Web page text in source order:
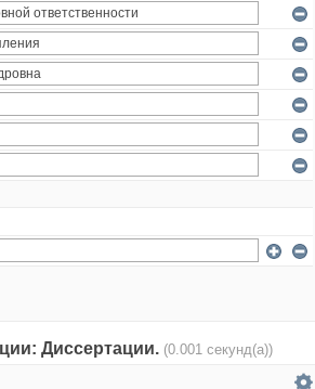
Диссертации. (0.001 секунд(а))